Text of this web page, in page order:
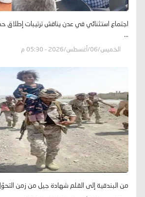
اجتماع استثنائي في عدن يناقش ترتيبات
...
الخميس/06/أغسطس/2026 - 05:30 م
من البندقية إلى القلم شهادة جيل من زمن